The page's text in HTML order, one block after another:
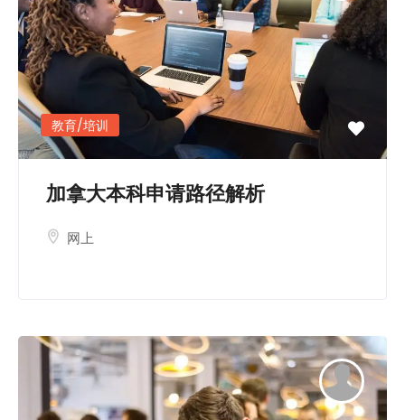
教育/培训
加拿大本科申请路径解析
网上